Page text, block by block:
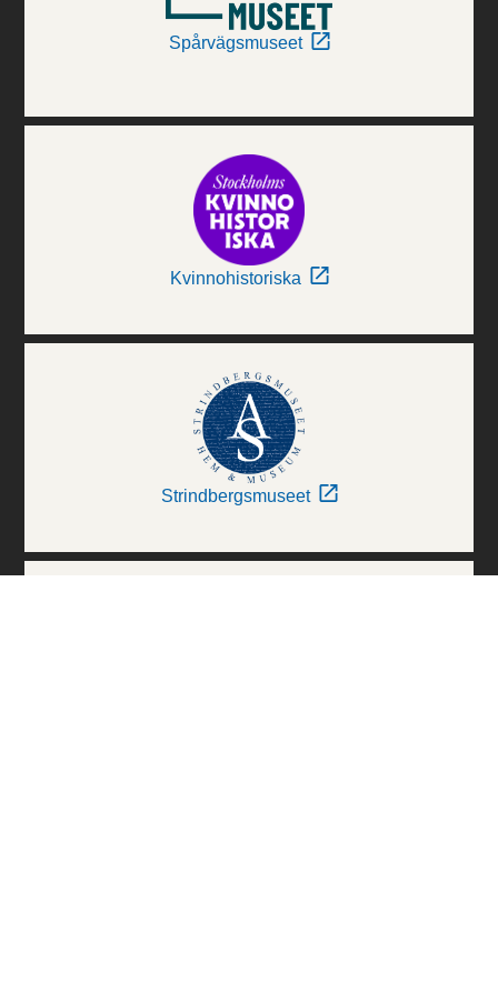
Spårvägsmuseet
Kvinnohistoriska
Strindbergsmuseet